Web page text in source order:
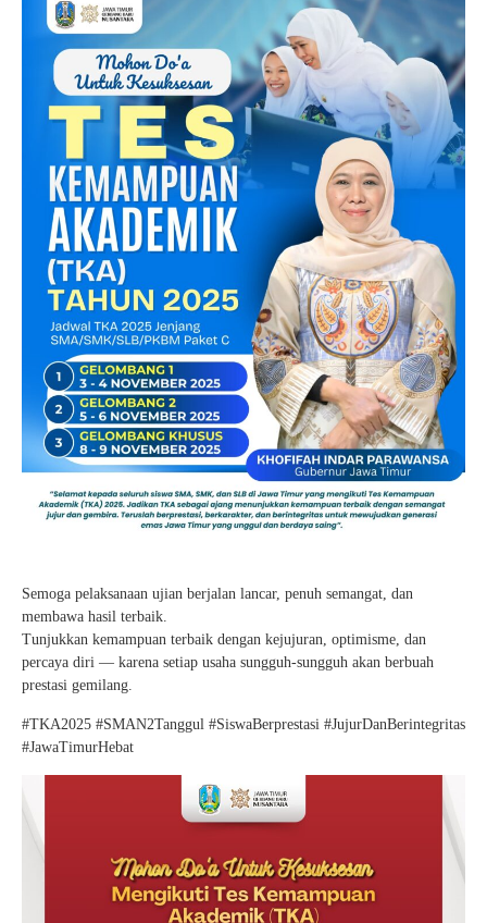
Semoga pelaksanaan ujian berjalan lancar, penuh semangat, dan
membawa hasil terbaik.
Tunjukkan kemampuan terbaik dengan kejujuran, optimisme, dan
percaya diri — karena setiap usaha sungguh-sungguh akan berbuah
prestasi gemilang.
#TKA2025 #SMAN2Tanggul #SiswaBerprestasi #JujurDanBerintegritas
#JawaTimurHebat